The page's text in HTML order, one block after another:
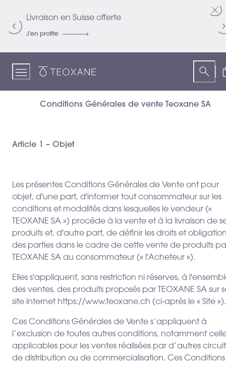
Content
Livraison en Suisse offerte
J’en profite
Teoxane
Conditions Générales de vente Teoxane SA
Article 1 – Objet
Les présentes Conditions Générales de Vente ont pour
objet, d'une part, d'informer tout consommateur sur les
conditions et modalités dans lesquelles le vendeur («
TEOXANE SA ») procède à la vente et à la livraison de
produits et, d'autre part, de définir les droits et
des parties dans le cadre de cette vente de produits
TEOXANE SA au consommateur (« l'Acheteur »).
Elles s'appliquent, sans restriction ni réserves, à
des ventes, des produits proposés par TEOXANE SA sur
site internet https://www.teoxane.ch (ci-après le « Site »).
Ces Conditions Générales de Vente s’appliquent à
l’exclusion de toutes autres conditions, notamment
applicables pour les ventes réalisées par d’autres
de distribution ou de commercialisation. Ces Conditions